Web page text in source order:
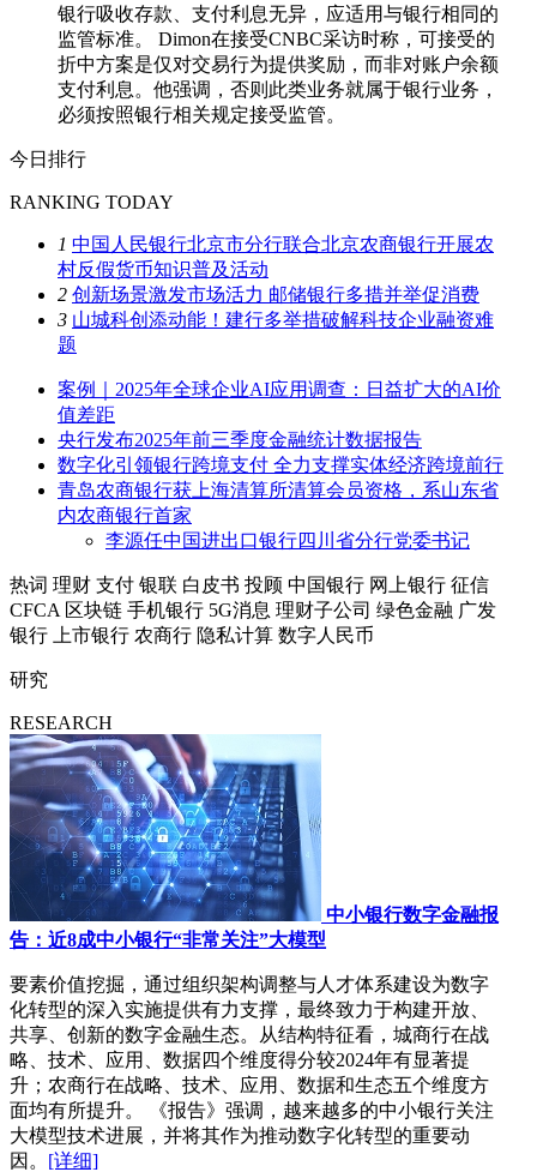
银行吸收存款、支付利息无异，应适用与银行相同的
监管标准。 Dimon在接受CNBC采访时称，可接受的
折中方案是仅对交易行为提供奖励，而非对账户余额
支付利息。他强调，否则此类业务就属于银行业务，
必须按照银行相关规定接受监管。
今日排行
RANKING TODAY
1 中国人民银行北京市分行联合北京农商银行开展农
村反假货币知识普及活动
2 创新场景激发市场活力 邮储银行多措并举促消费
3 山城科创添动能！建行多举措破解科技企业融资难
题
案例｜2025年全球企业AI应用调查：日益扩大的AI价
值差距
央行发布2025年前三季度金融统计数据报告
数字化引领银行跨境支付 全力支撑实体经济跨境前行
青岛农商银行获上海清算所清算会员资格，系山东省
内农商银行首家
李源任中国进出口银行四川省分行党委书记
热词 理财 支付 银联 白皮书 投顾 中国银行 网上银行 征信
CFCA 区块链 手机银行 5G消息 理财子公司 绿色金融 广发
银行
上市银行 农商行 隐私计算 数字人民币
研究
RESEARCH
中小银行数字金融报
告：近8成中小银行“非常关注”大模型
要素价值挖掘，通过组织架构调整与人才体系建设为数字
化转型的深入实施提供有力支撑，最终致力于构建开放、
共享、创新的数字金融生态。从结构特征看，城商行在战
略、技术、应用、数据四个维度得分较2024年有显著提
升；农商行在战略、技术、应用、数据和生态五个维度方
面均有所提升。 《报告》强调，越来越多的中小银行关注
大模型技术进展，并将其作为推动数字化转型的重要动
因。 [详细]